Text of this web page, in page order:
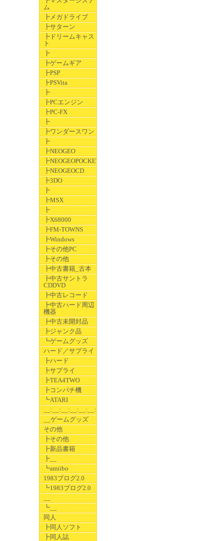
ム
┣メガドライブ
┣サターン
┣ドリームキャス
ト
┣
┣ゲームギア
┣PSP
┣PSVita
┣
┣PCエンジン
┣PC-FX
┣
┣ワンダースワン
┣
┣NEOGEO
┣NEOGEOPOCKET
┣NEOGEOCD
┣3DO
┣
┣MSX
┣
┣X68000
┣FM-TOWNS
┣Windows
┣その他PC
┣その他
┣中古書籍_古本
┣中古サントラ
CDDVD
┣中古レコード
┣中古ハード周辺
機器
┣中古未開封品
┣ジャンク品
┗ゲームグッズ
ハード／サプライ
┣ハード
┣サプライ
┣TEA4TWO
┣コンパチ機
┗ATARI
__:__:__:__:__:__:__
__ゲームグッズ
その他
┣その他
┣新品書籍
┣__
┗amiibo
1983ブログ2.0
┗1983ブログ2.0
┗__
同人
┣同人ソフト
┣同人誌